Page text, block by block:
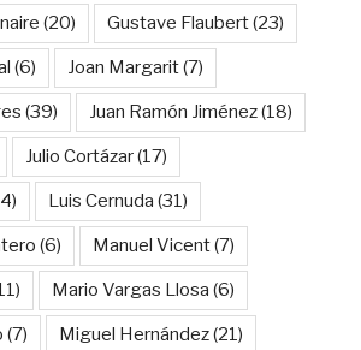
(20) Gustave Flaubert(23)
(6) Joan Margarit(7)
(39) Juan Ramón Jiménez(18)
Julio Cortázar(17)
Luis Cernuda (31)
(6) Manuel Vicent(7)
Mario Vargas Llosa (6)
(7) Miguel Hernández(21)